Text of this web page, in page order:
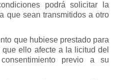
podrá solicitar la
que sean transmitidos a otro
que hubiese prestado para
ello afecte a la licitud del
previo a su